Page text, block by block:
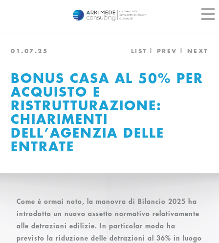
01.07.25
BONUS CASA AL 50% PER
ACQUISTO E
RISTRUTTURAZIONE:
CHIARIMENTI
DELL’AGENZIA DELLE
ENTRATE
LIST PREV NEXT
Come è ormai noto, la manovra di Bilancio 2025 ha
introdotto un nuovo assetto normativo relativamente
alle detrazioni edilizie. In particolar modo ha
previsto la riduzione delle detrazioni al 36% in luogo